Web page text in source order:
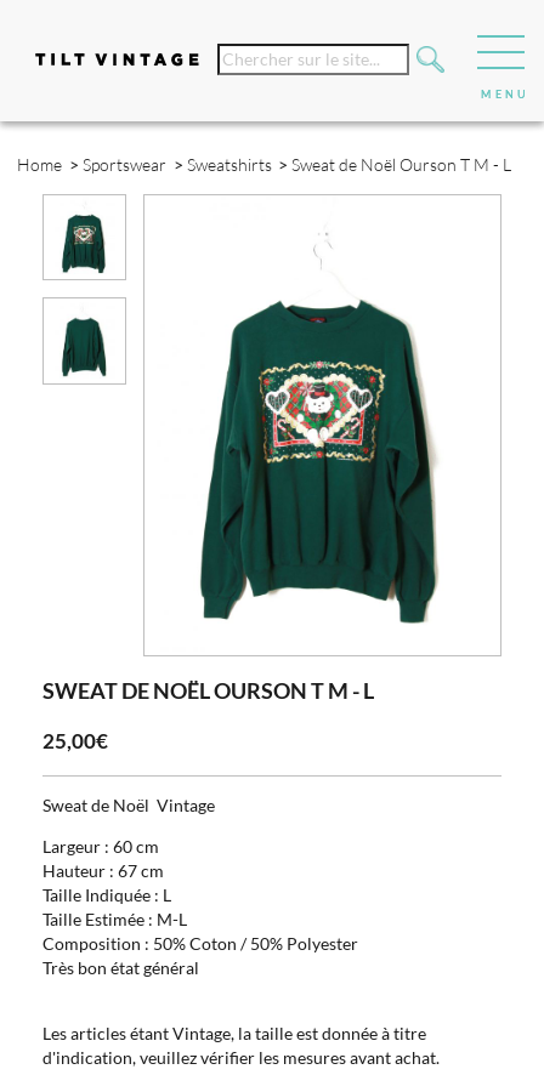
Home > Sportswear > Sweatshirts >Sweat de Noël Ourson T M - L
SWEAT DE NOËL OURSON T M - L
25,00€
Sweat de Noël Vintage
Largeur : 60 cm
Hauteur : 67 cm
Taille Indiquée : L
Taille Estimée : M-L
Composition : 50% Coton / 50% Polyester
Très bon état général
Les articles étant Vintage, la taille est donnée à titre
d'indication, veuillez vérifier les mesures avant achat.